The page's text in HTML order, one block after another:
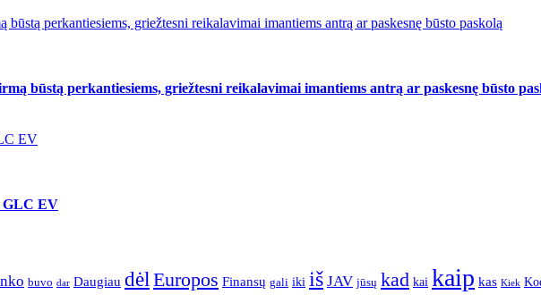
perkantiesiems, griežtesni reikalavimai imantiems antrą ar paskesnę būsto paskolą
būstą perkantiesiems, griežtesni reikalavimai imantiems antrą ar paskesnę būsto
EV
GLC EV
buvo dar Daugiau dėl Europos Finansų gali iki iš JAV jūsų kad kai kaip kas Kiek